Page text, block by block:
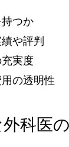
つか
や評判
実度
の透明性
科医